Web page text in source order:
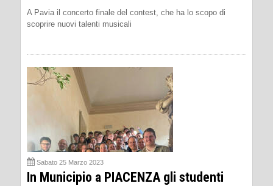
A Pavia il concerto finale del contest, che ha lo scopo di
scoprire nuovi talenti musicali
Sabato 25 Marzo 2023
In Municipio a PIACENZA gli studenti